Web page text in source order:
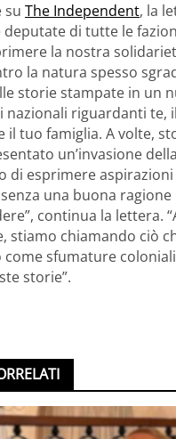
su The Independent, la
deputate di tutte le
la nostra
la natura spesso
storie stampate in un
nazionali riguardanti te,
il tuo famiglia. A volte,
un’invasione
di esprimere
una buona
continua la lettera.
stiamo chiamando ciò
sfumature
storie”.